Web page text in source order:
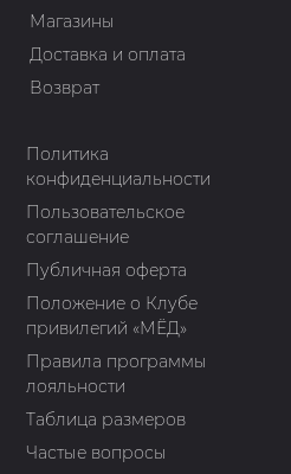
Магазины
Доставка и оплата
Возврат
Политика
конфиденциальности
Пользовательское
соглашение
Публичная оферта
Положение о Клубе
привилегий «МЁД»
Правила программы
лояльности
Таблица размеров
Частые вопросы